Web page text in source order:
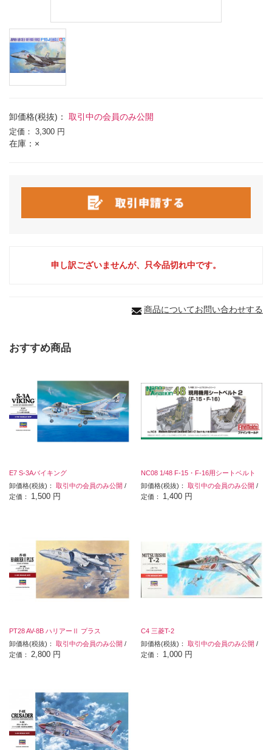
卸価格(税抜)： 取引中の会員のみ公開
定価： 3,300 円
在庫：×
申し訳ございませんが、只今品切れ中です。
商品についてお問い合わせする
おすすめ商品
E7 S-3Aバイキング
卸価格(税抜)： 取引中の会員のみ公開 /
定価： 1,500 円
NC08 1/48 F-15・F-16用シートベルト
卸価格(税抜)：取引中の会員のみ公開 /
定価： 1,400 円
PT28 AV-8B ハリアーⅡ プラス
卸価格(税抜)： 取引中の会員のみ公開 /
定価： 2,800 円
C4 三菱T-2
卸価格(税抜)：取引中の会員のみ公開 /
定価： 1,000 円